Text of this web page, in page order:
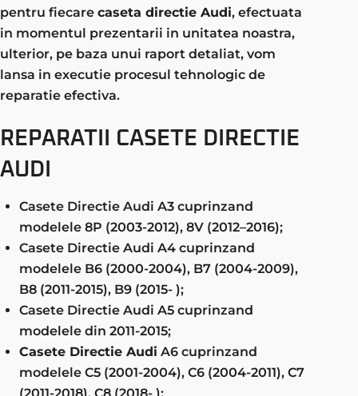
pentru fiecare caseta directie Audi, efectuata
in momentul prezentarii in unitatea noastra,
ulterior, pe baza unui raport detaliat, vom
lansa in executie procesul tehnologic de
reparatie efectiva.
REPARATII CASETE DIRECTIE
AUDI
Casete Directie Audi A3 cuprinzand
modelele 8P (2003-2012), 8V (2012–2016);
Casete Directie Audi A4 cuprinzand
modelele B6 (2000-2004), B7 (2004-2009),
B8 (2011-2015), B9 (2015- );
Casete Directie Audi A5 cuprinzand
modelele din 2011-2015;
Casete Directie Audi A6 cuprinzand
modelele C5 (2001-2004), C6 (2004-2011), C7
(2011-2018), C8 (2018- );